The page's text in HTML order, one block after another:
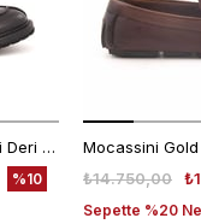
Franceschetti Erkek Hakiki Deri Kauçuk Taban Siyah Loafer Konforlu Ayakkabı
%10 ₺14.750,00
Sepette %20